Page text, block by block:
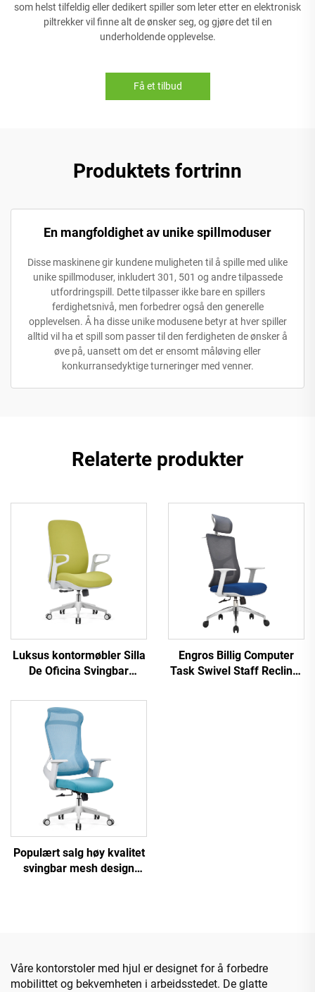
som helst tilfeldig eller dedikert spiller som leter etter en elektronisk
piltrekker vil finne alt de ønsker seg, og gjøre det til en
underholdende opplevelse.
Få et tilbud
Produktets fortrinn
En mangfoldighet av unike spillmoduser
Disse maskinene gir kundene muligheten til å spille med ulike
unike spillmoduser, inkludert 301, 501 og andre tilpassede
utfordringspill. Dette tilpasser ikke bare en spillers
ferdighetsnivå, men forbedrer også den generelle
opplevelsen. Å ha disse unike modusene betyr at hver spiller
alltid vil ha et spill som passer til den ferdigheten de ønsker å
øve på, uansett om det er ensomt måløving eller
konkurransedyktige turneringer med venner.
Relaterte produkter
Luksus kontormøbler Silla
De Oficina Svingbar
Datamaskin Kontorstol
Skrivebord Midt bak Mesh
Stol For kontor
Engros Billig Computer
Task Swivel Staff Recliner
Populært salg høy kvalitet
svingbar mesh design
Våre kontorstoler med hjul er designet for å forbedre
mobilittet og bekvemheten i arbeidsstedet. De glatte